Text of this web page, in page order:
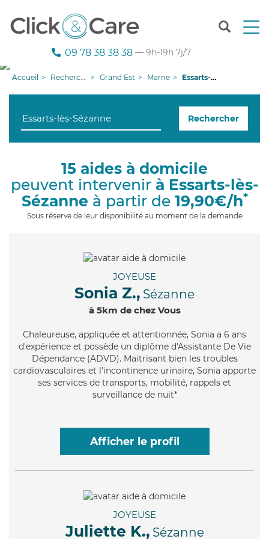
T
n
g
i
09 78 38 38 38 — 9h-19h 7j/7
Accueil Recherche aide à domicile Grand Est Marne Essarts-lès-Sézanne
Rechercher
15 aides à domicile
peuvent intervenir à Essarts-lès-
Sézanne à partir de 19,90€/h*
Sous réserve de leur disponibilité au moment de la demande
JOYEUSE
Sonia Z., Sézanne
à 5km de chez Vous
Chaleureuse, appliquée et attentionnée, Sonia a 6 ans
d'expérience et possède un diplôme d'Assistante De Vie
Dépendance (ADVD). Maitrisant bien les troubles
cardiovasculaires et l'incontinence urinaire, Sonia apporte
ses services de transports, mobilité, rappels et
surveillance de nuit*
Afficher le profil
JOYEUSE
Juliette K., Sézanne